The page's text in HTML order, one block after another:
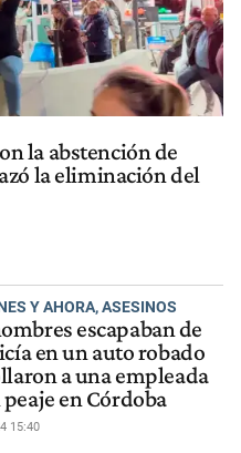
la abstención de
la eliminación del
Y AHORA, ASESINOS
escapaban de
en un auto robado
a una empleada
en Córdoba
15:40